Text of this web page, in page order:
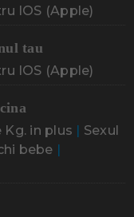
IOS (Apple)
tau
IOS (Apple)
Kg. in plus | Sexul
bebe |